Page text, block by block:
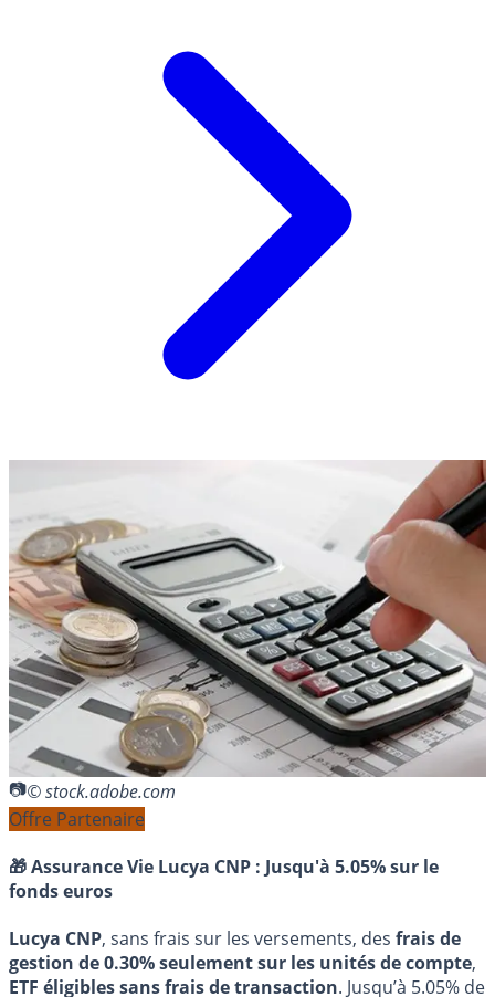
© stock.adobe.com
Offre Partenaire
🎁 Assurance Vie Lucya CNP : Jusqu'à 5.05% sur le
fonds euros
Lucya CNP, sans frais sur les versements, des frais de
gestion de 0.30% seulement sur les unités de compte,
ETF éligibles sans frais de transaction. Jusqu’à 5.05% de